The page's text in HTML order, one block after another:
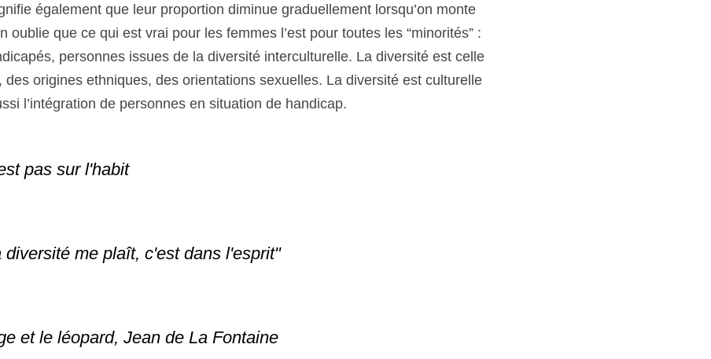
également que leur proportion diminue graduellement lorsqu’on monte
oublie que ce qui est vrai pour les femmes l’est pour toutes les “minorités” :
personnes issues de la diversité interculturelle. La diversité est celle
des origines ethniques, des orientations sexuelles. La diversité est culturelle
l’intégration de personnes en situation de handicap.
pas sur l'habit
diversité me plaît, c'est dans l'esprit"
et le léopard, Jean de La Fontaine